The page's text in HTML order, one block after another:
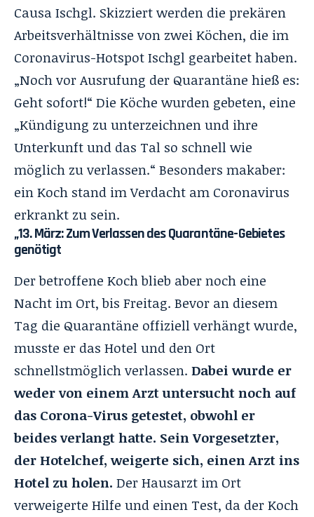
Causa Ischgl. Skizziert werden die prekären
Arbeitsverhältnisse von zwei Köchen, die im
Coronavirus-Hotspot Ischgl gearbeitet haben.
„Noch vor Ausrufung der Quarantäne hieß es:
Geht sofort!“ Die Köche wurden gebeten, eine
„Kündigung zu unterzeichnen und ihre
Unterkunft und das Tal so schnell wie
möglich zu verlassen.“ Besonders makaber:
ein Koch stand im Verdacht am Coronavirus
erkrankt zu sein.
„13. März: Zum Verlassen des Quarantäne-Gebietes
genötigt
Der betroffene Koch blieb aber noch eine
Nacht im Ort, bis Freitag. Bevor an diesem
Tag die Quarantäne offiziell verhängt wurde,
musste er das Hotel und den Ort
schnellstmöglich verlassen. Dabei wurde er
weder von einem Arzt untersucht noch auf
das Corona-Virus getestet, obwohl er
beides verlangt hatte. Sein Vorgesetzter,
der Hotelchef, weigerte sich, einen Arzt ins
Hotel zu holen. Der Hausarzt im Ort
verweigerte Hilfe und einen Test, da der Koch